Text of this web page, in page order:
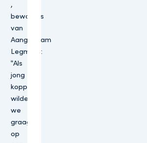
,
bewoners
van
Aangenaam
Legmeer:
“Als
jong
koppel
wilden
we
graag
op